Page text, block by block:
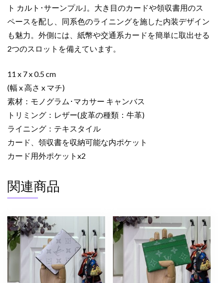
プ
ル
ル
ー
モ
ノ
グ
ラ
マ
カ
サ
キ
ャ
バ
ス
個
ト カルト･サーンプル｣。大き目のカードや領収書用のス
ペースを配し、同系色のライニングを施した内装デザイン
も魅力。外側には、紙幣や交通系カードを簡単に取出せる
2つのスロットを備えています。
11 x 7 x 0.5 cm
(幅 x 高さ x マチ)
素材：モノグラム･マカサー キャンバス
トリミング：レザー(皮革の種類：牛革)
ライニング：テキスタイル
カード、領収書を収納可能な内ポケット
カード用外ポケットx2
関連商品